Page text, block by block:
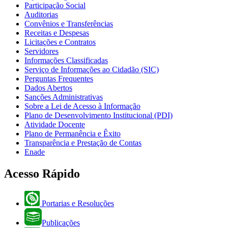
Participação Social
Auditorias
Convênios e Transferências
Receitas e Despesas
Licitações e Contratos
Servidores
Informações Classificadas
Serviço de Informações ao Cidadão (SIC)
Perguntas Frequentes
Dados Abertos
Sanções Administrativas
Sobre a Lei de Acesso à Informação
Plano de Desenvolvimento Institucional (PDI)
Atividade Docente
Plano de Permanência e Êxito
Transparência e Prestação de Contas
Enade
Acesso Rápido
Portarias e Resoluções
Publicações